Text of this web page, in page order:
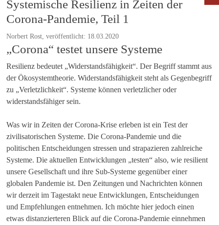
Systemische Resilienz in Zeiten der
Corona-Pandemie, Teil 1
Norbert Rost, veröffentlicht: 18.03.2020
„Corona“ testet unsere Systeme
Resilienz bedeutet „Widerstandsfähigkeit“. Der Begriff stammt aus
der Ökosystemtheorie. Widerstandsfähigkeit steht als Gegenbegriff
zu „Verletzlichkeit“. Systeme können verletzlicher oder
widerstandsfähiger sein.
Was wir in Zeiten der Corona-Krise erleben ist ein Test der
zivilisatorischen Systeme. Die Corona-Pandemie und die
politischen Entscheidungen stressen und strapazieren zahlreiche
Systeme. Die aktuellen Entwicklungen „testen“ also, wie resilient
unsere Gesellschaft und ihre Sub-Systeme gegenüber einer
globalen Pandemie ist. Den Zeitungen und Nachrichten können
wir derzeit im Tagestakt neue Entwicklungen, Entscheidungen
und Empfehlungen entnehmen. Ich möchte hier jedoch einen
etwas distanzierteren Blick auf die Corona-Pandemie einnehmen